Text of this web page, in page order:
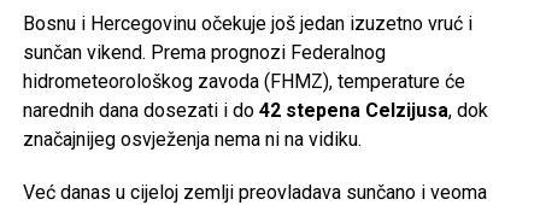
Bosnu i Hercegovinu očekuje još jedan izuzetno vruć i
sunčan vikend. Prema prognozi Federalnog
hidrometeorološkog zavoda (FHMZ), temperature će
narednih dana dosezati i do 42 stepena Celzijusa, dok
značajnijeg osvježenja nema ni na vidiku.
Već danas u cijeloj zemlji preovladava sunčano i veoma